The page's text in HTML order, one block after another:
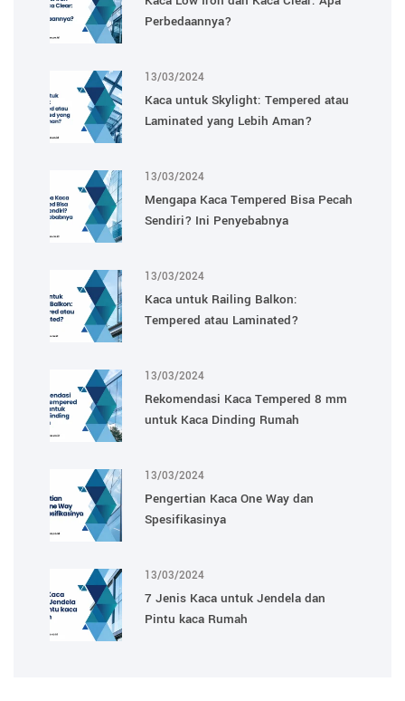
Perbedaannya?
13/03/2024
Kaca untuk Skylight: Tempered atau
Laminated yang Lebih Aman?
13/03/2024
Mengapa Kaca Tempered Bisa Pecah
Sendiri? Ini Penyebabnya
13/03/2024
Kaca untuk Railing Balkon:
Tempered atau Laminated?
13/03/2024
Rekomendasi Kaca Tempered 8 mm
untuk Kaca Dinding Rumah
13/03/2024
Pengertian Kaca One Way dan
Spesifikasinya
13/03/2024
7 Jenis Kaca untuk Jendela dan
Pintu kaca Rumah